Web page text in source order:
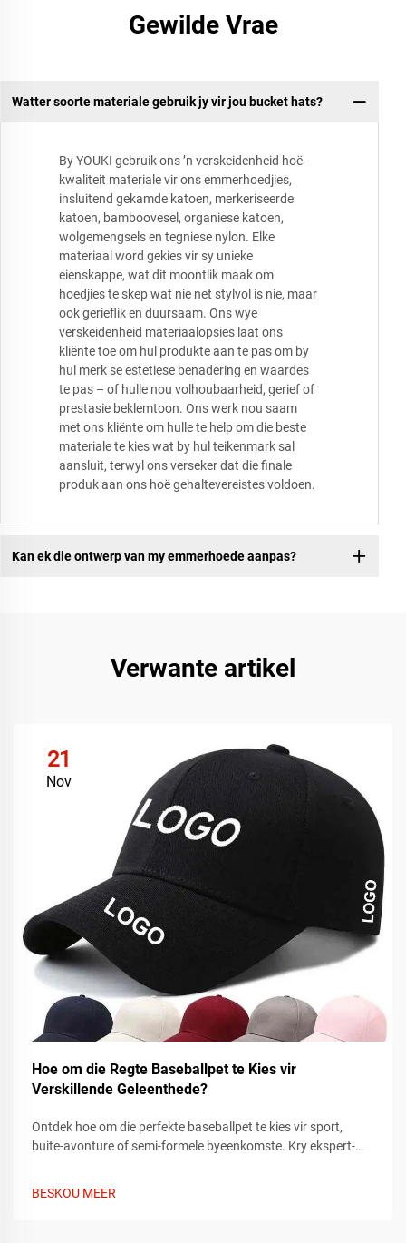
Gewilde Vrae
Watter soorte materiale gebruik jy vir jou bucket hats?
By YOUKI gebruik ons ’n verskeidenheid hoë-
kwaliteit materiale vir ons emmerhoedjies,
insluitend gekamde katoen, merkeriseerde
katoen, bamboovesel, organiese katoen,
wolgemengsels en tegniese nylon. Elke
materiaal word gekies vir sy unieke
eienskappe, wat dit moontlik maak om
hoedjies te skep wat nie net stylvol is nie, maar
ook gerieflik en duursaam. Ons wye
verskeidenheid materiaalopsies laat ons
kliënte toe om hul produkte aan te pas om by
hul merk se estetiese benadering en waardes
te pas – of hulle nou volhoubaarheid, gerief of
prestasie beklemtoon. Ons werk nou saam
met ons kliënte om hulle te help om die beste
materiale te kies wat by hul teikenmark sal
aansluit, terwyl ons verseker dat die finale
produk aan ons hoë gehaltevereistes voldoen.
Kan ek die ontwerp van my emmerhoede aanpas?
Verwante artikel
21
Nov
Hoe om die Regte Baseballpet te Kies vir
Verskillende Geleenthede?
Ontdek hoe om die perfekte baseballpet te kies vir sport,
buite-avonture of semi-formele byeenkomste. Kry ekspert-
BESKOU MEER